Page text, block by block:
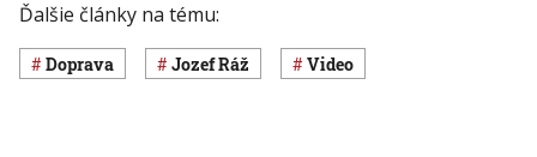
Ďalšie články na tému:
Doprava Jozef Ráž Video